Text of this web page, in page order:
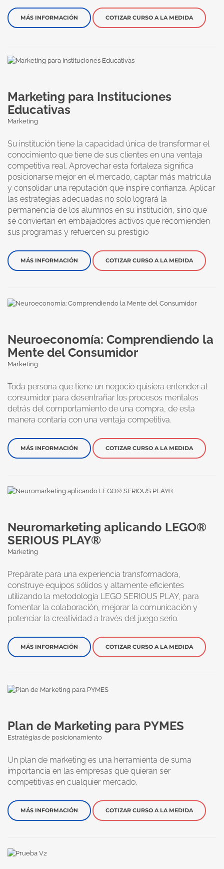
MÁS INFORMACIÓN COTIZAR CURSO A LA MEDIDA
Marketing para Instituciones
Educativas
Marketing
Su institución tiene la capacidad única de transformar el
conocimiento que tiene de sus clientes en una ventaja
competitiva real. Aprovechar esta fortaleza significa
posicionarse mejor en el mercado, captar más matrícula
y consolidar una reputación que inspire confianza. Aplicar
las estrategias adecuadas no solo logrará la
permanencia de los alumnos en su institución, sino que
se conviertan en embajadores activos que recomienden
sus programas y refuercen su prestigio
MÁS INFORMACIÓN COTIZAR CURSO A LA MEDIDA
Neuroeconomía: Comprendiendo la
Mente del Consumidor
Marketing
Toda persona que tiene un negocio quisiera entender al
consumidor para desentrañar los procesos mentales
detrás del comportamiento de una compra, de esta
manera contaría con una ventaja competitiva.
MÁS INFORMACIÓN COTIZAR CURSO A LA MEDIDA
Neuromarketing aplicando LEGO®
SERIOUS PLAY®
Marketing
Prepárate para una experiencia transformadora,
construye equipos sólidos y altamente eficientes
utilizando la metodología LEGO SERIOUS PLAY, para
fomentar la colaboración, mejorar la comunicación y
potenciar la creatividad a través del juego serio.
MÁS INFORMACIÓN COTIZAR CURSO A LA MEDIDA
Plan de Marketing para PYMES
Estratégias de posicionamiento
Un plan de marketing es una herramienta de suma
importancia en las empresas que quieran ser
competitivas en cualquier mercado.
MÁS INFORMACIÓN COTIZAR CURSO A LA MEDIDA